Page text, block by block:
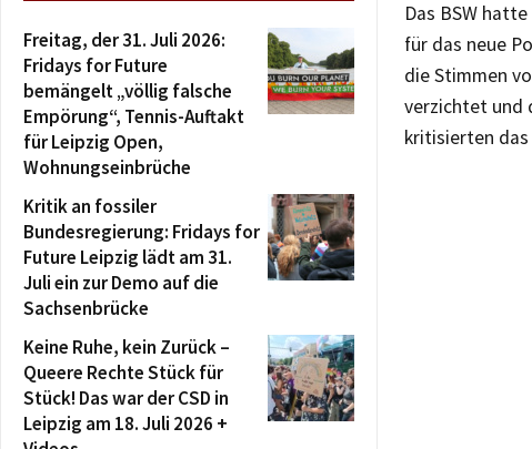
Das BSW
für das neue
die Stimmen
verzichtet und
kritisierten das
Freitag, der 31. Juli 2026:
Fridays for Future
bemängelt „völlig falsche
Empörung“, Tennis-Auftakt
für Leipzig Open,
Wohnungseinbrüche
Kritik an fossiler
Bundesregierung: Fridays for
Future Leipzig lädt am 31.
Juli ein zur Demo auf die
Sachsenbrücke
Keine Ruhe, kein Zurück –
Queere Rechte Stück für
Stück! Das war der CSD in
Leipzig am 18. Juli 2026 +